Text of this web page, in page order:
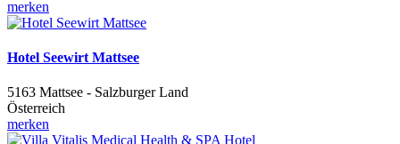
merken
Hotel Seewirt Mattsee
5163 Mattsee - Salzburger Land
Österreich
merken